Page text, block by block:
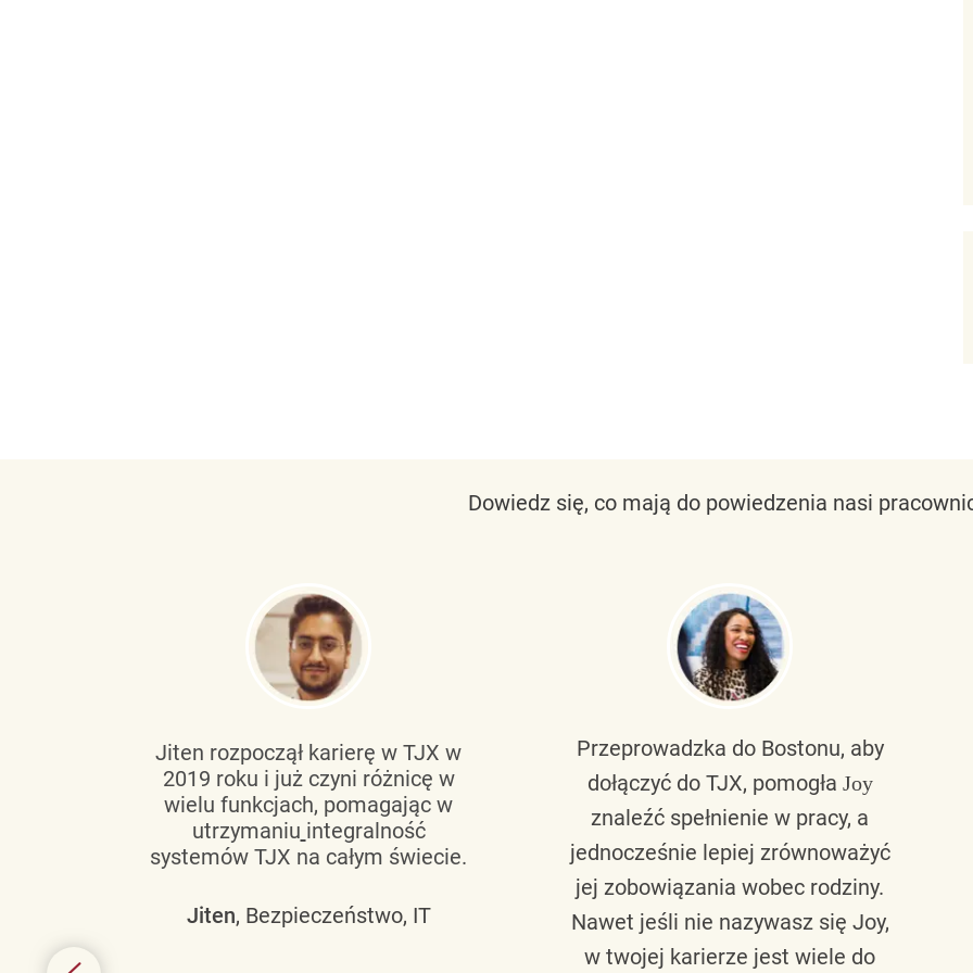
Dowiedz się, co mają do powiedzenia nasi
Jiten rozpoczął karierę w TJX w
2019 roku i już czyni różnicę w
wielu funkcjach, pomagając w
utrzymaniu integralność
systemów TJX na całym świecie.
Jiten, Bezpieczeństwo, IT
Przeprowadzka do Bostonu, aby
dołączyć do TJX, pomogła Joy
znaleźć spełnienie w pracy, a
jednocześnie lepiej zrównoważyć
jej zobowiązania wobec rodziny.
Nawet jeśli nie nazywasz się Joy,
w twojej karierze jest wiele do